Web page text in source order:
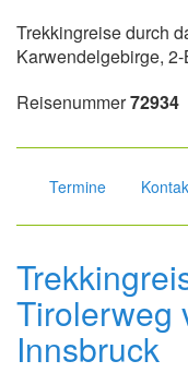
Trekkingreise durch
Karwendelgebirge,
Reisenummer72934
Termine
Tirolerweg
Innsbruck